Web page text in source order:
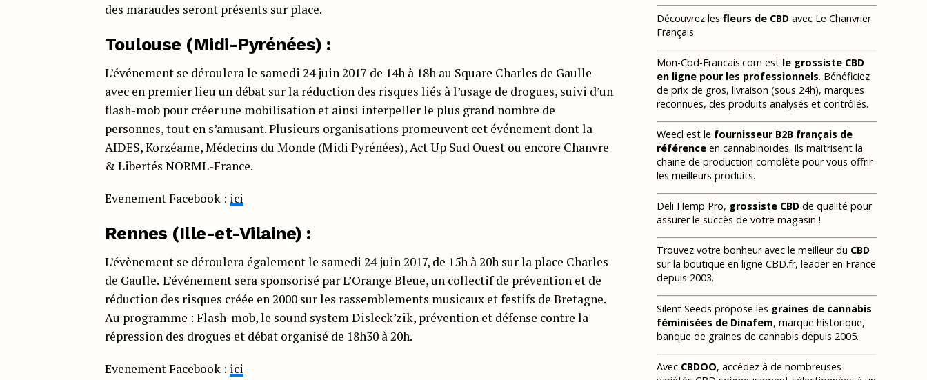
des maraudes seront présents sur place.
Toulouse (Midi-Pyrénées) :
L’événement se déroulera le samedi 24 juin 2017 de 14h à 18h au Square Charles de Gaulle
avec en premier lieu un débat sur la réduction des risques liés à l’usage de drogues, suivi d’un
flash-mob pour créer une mobilisation et ainsi interpeller le plus grand nombre de
personnes, tout en s’amusant. Plusieurs organisations promeuvent cet événement dont la
AIDES, Korzéame, Médecins du Monde (Midi Pyrénées), Act Up Sud Ouest ou encore Chanvre
& Libertés NORML-France.
Evenement Facebook : ici
Rennes (Ille-et-Vilaine) :
L’évènement se déroulera également le samedi 24 juin 2017, de 15h à 20h sur la place Charles
de Gaulle. L’événement sera sponsorisé par L’Orange Bleue, un collectif de prévention et de
réduction des risques créée en 2000 sur les rassemblements musicaux et festifs de Bretagne.
Au programme : Flash-mob, le sound system Disleck’zik, prévention et défense contre la
répression des drogues et débat organisé de 18h30 à 20h.
Evenement Facebook : ici
Découvrez les fleurs de CBD avec Le Chanvrier
Français
Mon-Cbd-Francais.com est le grossiste CBD
en ligne pour les professionnels. Bénéficiez
de prix de gros, livraison (sous 24h), marques
reconnues, des produits analysés et contrôlés.
Weecl est le fournisseur B2B français de
référence en cannabinoïdes. Ils maitrisent la
chaine de production complète pour vous offrir
les meilleurs produits.
Deli Hemp Pro, grossiste CBD de qualité pour
assurer le succès de votre magasin !
Trouvez votre bonheur avec le meilleur du CBD
sur la boutique en ligne CBD.fr, leader en France
depuis 2003.
Silent Seeds propose les graines de cannabis
féminisées de Dinafem, marque historique,
banque de graines de cannabis depuis 2005.
Avec CBDOO, accédez à de nombreuses